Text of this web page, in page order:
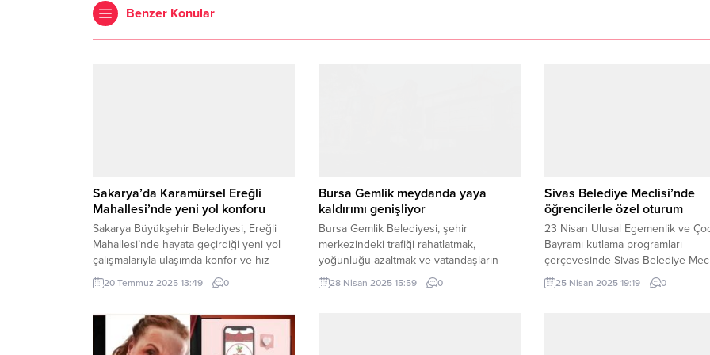
Benzer Konular
Sakarya’da Karamürsel Ereğli
Mahallesi’nde yeni yol konforu
Sakarya Büyükşehir Belediyesi, Ereğli
Mahallesi’nde hayata geçirdiği yeni yol
çalışmalarıyla ulaşımda konfor ve hız
kazandırıyor. SAKARYA (İGFA) – Sakarya
Büyükşehir Belediyesi, Karamürsel ilçesi
imar yoluyla bölgedeki ulaşım sorununa
köklü çözüm getirdi. D-130 Karayolu’na
20 Temmuz 2025 13:49 0
Bursa Gemlik meydanda yaya
kaldırımı genişliyor
Bursa Gemlik Belediyesi, şehir
merkezindeki trafiği rahatlatmak,
yoğunluğu azaltmak ve vatandaşların
günlük yaşam kalitesini artırmak amacıyla
önemli bir çalışmaya daha imza attı.
28 Nisan 2025 15:59 0
Sivas Belediye Meclisi’nde
öğrencilerle özel oturum
23 Nisan Ulusal Egemenlik ve
Bayramı kutlama programları
çerçevesinde Sivas Belediye
yıl gündemi ile toplandı. Bu özel
oturumun konukları, kent
25 Nisan 2025 19:19 0